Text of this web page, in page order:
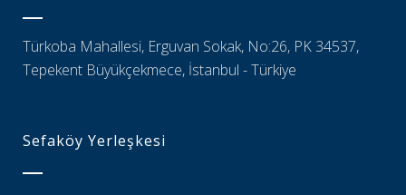
Türkoba Mahallesi, Erguvan Sokak, No:26, PK 34537,
Tepekent Büyükçekmece, İstanbul - Türkiye
Sefaköy Yerleşkesi